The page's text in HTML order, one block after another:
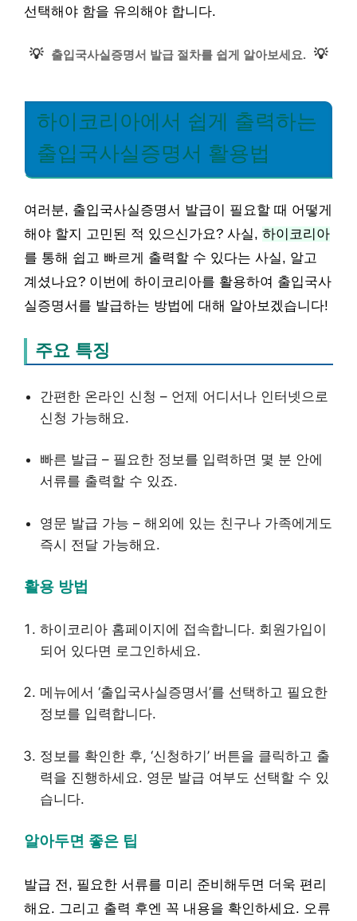
선택해야 함을 유의해야 합니다.
💡 출입국사실증명서 발급 절차를 쉽게 알아보세요. 💡
하이코리아에서 쉽게 출력하는
출입국사실증명서 활용법
여러분, 출입국사실증명서 발급이 필요할 때 어떻게
해야 할지 고민된 적 있으신가요? 사실, 하이코리아
를 통해 쉽고 빠르게 출력할 수 있다는 사실, 알고
계셨나요? 이번에 하이코리아를 활용하여 출입국사
실증명서를 발급하는 방법에 대해 알아보겠습니다!
주요 특징
간편한 온라인 신청 – 언제 어디서나 인터넷으로
신청 가능해요.
빠른 발급 – 필요한 정보를 입력하면 몇 분 안에
서류를 출력할 수 있죠.
영문 발급 가능 – 해외에 있는 친구나 가족에게도
즉시 전달 가능해요.
활용 방법
하이코리아 홈페이지에 접속합니다. 회원가입이
되어 있다면 로그인하세요.
메뉴에서 ‘출입국사실증명서’를 선택하고 필요한
정보를 입력합니다.
정보를 확인한 후, ‘신청하기’ 버튼을 클릭하고 출
력을 진행하세요. 영문 발급 여부도 선택할 수 있
습니다.
알아두면 좋은 팁
발급 전, 필요한 서류를 미리 준비해두면 더욱 편리
해요. 그리고 출력 후엔 꼭 내용을 확인하세요. 오류